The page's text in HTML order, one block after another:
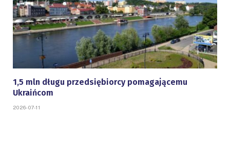
1,5 mln długu przedsiębiorcy pomagającemu
Ukraińcom
2026-07-11